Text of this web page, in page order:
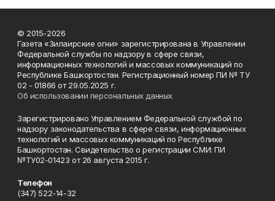
© 2015-2026
Газета «Зилаирские огни» зарегистрирована в Управлении
Федеральной службы по надзору в сфере связи,
информационных технологий и массовых коммуникаций по
Республике Башкортостан. Регистрационный номер ПИ № ТУ
02 - 01866 от 29.05.2025 г.
Об использовании персональных данных
Зарегистрировано Управлением Федеральной службой по
надзору законодательства в сфере связи, информационных
технологий и массовых коммуникаций по Республике
Башкортостан. Свидетельство о регистрации СМИ: ПИ
№ТУ02-01423 от 26 августа 2015 г.
Телефон
(347) 522-14-32